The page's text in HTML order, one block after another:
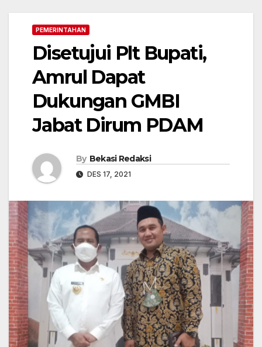
PEMERINTAHAN
Disetujui Plt Bupati,
Amrul Dapat
Dukungan GMBI
Jabat Dirum PDAM
By Bekasi Redaksi
DES 17, 2021